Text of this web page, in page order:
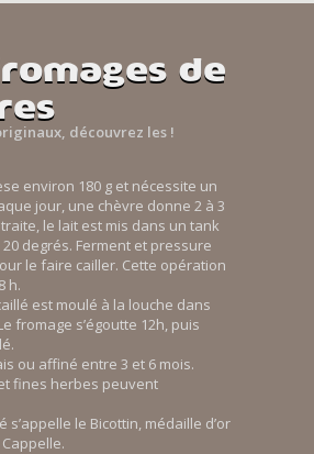
de
découvrez les !
environ 180 g et nécessite un
jour, une chèvre donne 2 à 3
le lait est mis dans un tank
degrés. Ferment et pressure
le faire cailler. Cette opération
h.
est moulé à la louche dans
fromage s’égoutte 12h, puis
ou affiné entre 3 et 6 mois.
fines herbes peuvent
s’appelle le Bicottin, médaille d’or